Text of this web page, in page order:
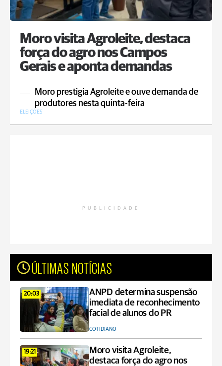
Moro visita Agroleite, destaca
força do agro nos Campos
Gerais e aponta demandas
Moro prestigia Agroleite e ouve demanda de
produtores nesta quinta-feira
ELEIÇÕES
PUBLICIDADE
ÚLTIMAS NOTÍCIAS
20:03
ANPD determina suspensão
imediata de reconhecimento
facial de alunos do PR
COTIDIANO
19:21
Moro visita Agroleite,
destaca força do agro nos